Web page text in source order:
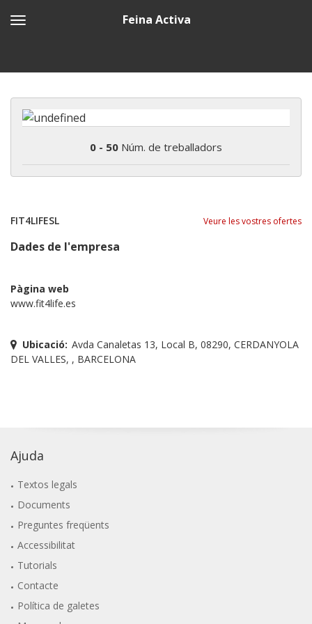
Feina Activa
0 - 50 Núm. de treballadors
FIT4LIFESL Veure les vostres ofertes
Dades de l'empresa
Pàgina web
www.fit4life.es
Ubicació: Avda Canaletas 13, Local B, 08290, CERDANYOLA
DEL VALLES, , BARCELONA
Ajuda
Textos legals
Documents
Preguntes freqüents
Accessibilitat
Tutorials
Contacte
Política de galetes